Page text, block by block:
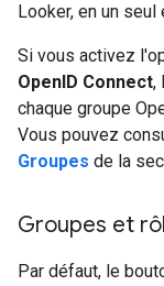
Looker, en un seul
Si vous activez
OpenID Connect,
chaque groupe
Vous pouvez
Groupes de la
Groupes et
Par défaut, le